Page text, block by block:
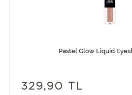
Pastel Glow Liquid
329,90 TL